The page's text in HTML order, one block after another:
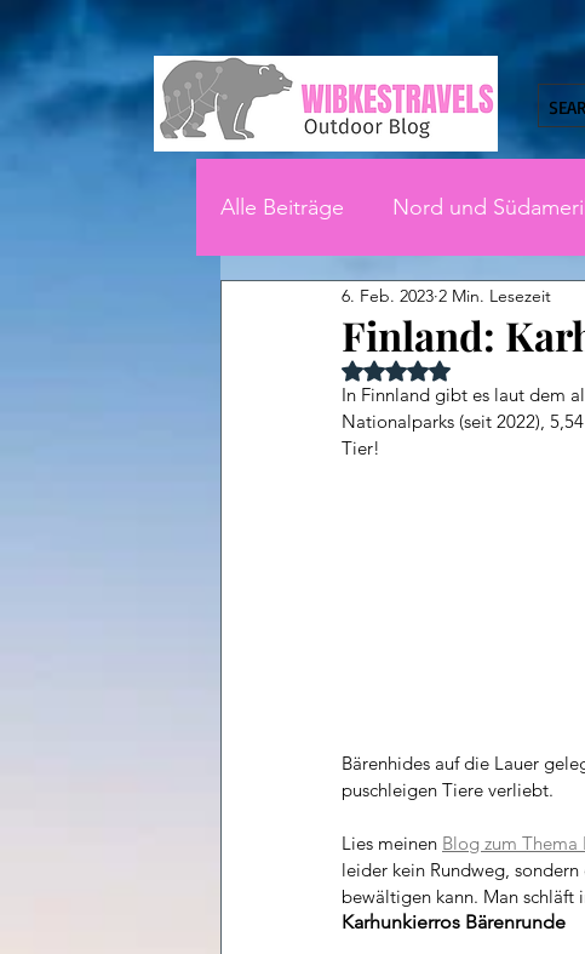
Alle Beiträge Nord und
Finland:
6. Feb. 2023 2 Min. Lesezeit
Mit NaN von 5 Sternen
In Finnland gibt es laut dem
Nationalparks (seit 2022),
Tier!
Bärenhides auf die Lauer
puschleigen Tiere verliebt.
Lies meinen Blog zum Thema
leider kein Rundweg,
bewältigen kann. Man schläft
Karhunkierros Bärenrunde